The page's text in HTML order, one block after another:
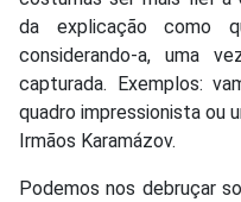
da explicação como
considerando-a, uma
capturada. Exemplos:
quadro impressionista ou
Irmãos Karamázov.
Podemos nos debruçar